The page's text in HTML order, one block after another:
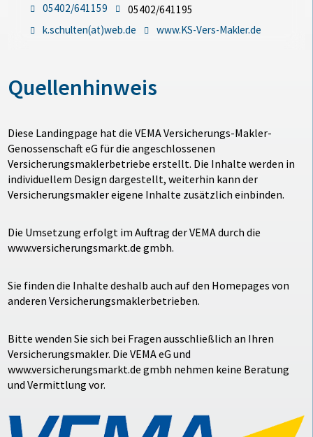
05402/641159
05402/641195
k.schulten(at)web.de
www.KS-Vers-Makler.de
Quellenhinweis
Diese Landingpage hat die VEMA Versicherungs-Makler-
Genossenschaft eG für die angeschlossenen
Versicherungsmaklerbetriebe erstellt. Die Inhalte werden in
individuellem Design dargestellt, weiterhin kann der
Versicherungsmakler eigene Inhalte zusätzlich einbinden.
Die Umsetzung erfolgt im Auftrag der VEMA durch die
www.versicherungsmarkt.de gmbh.
Sie finden die Inhalte deshalb auch auf den Homepages von
anderen Versicherungsmaklerbetrieben.
Bitte wenden Sie sich bei Fragen ausschließlich an Ihren
Versicherungsmakler. Die VEMA eG und
www.versicherungsmarkt.de gmbh nehmen keine Beratung
und Vermittlung vor.